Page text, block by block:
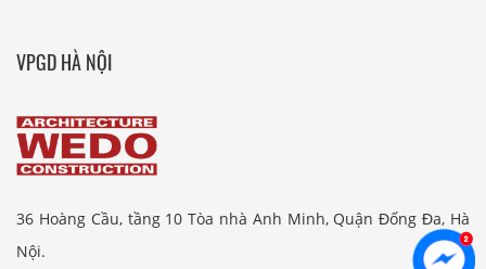
VPGD HÀ NỘI
36 Hoàng Cầu, tầng 10 Tòa nhà Anh Minh, Quận Đống Đa, Hà
Nội.